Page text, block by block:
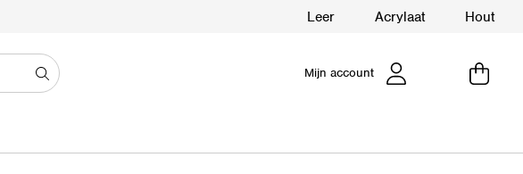
Leer Acrylaat Hout
Mijn account